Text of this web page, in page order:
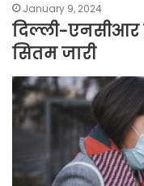
January 9, 2024
दिल्ली-एनसीआर
सितम जारी